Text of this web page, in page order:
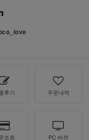
후기 주문내역
조회 PC 버젼